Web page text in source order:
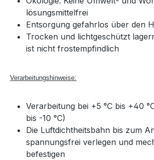
lösungsmittelfrei
Entsorgung gefahrlos über den
Trocken und lichtgeschützt
ist nicht frostempfindlich
Verarbeitungshinweise:
Verarbeitung bei +5 °C bis +40
bis -10 °C)
Die Luftdichtheitsbahn bis zum
spannungsfrei verlegen und
befestigen